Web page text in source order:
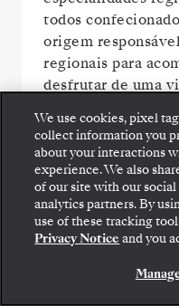
todos
origem
regionais para
desfrutar de uma
Embarque: escolha
os serviços inclusos
segurança sua
We use cookies, pixel
collect information you
about your interactions
experience. We also
of our site with our
analytics partners. By
use of these tracking
Privacy Notice and you